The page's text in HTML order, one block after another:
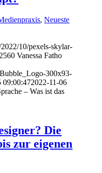
,Neueste
10/pexels-skylar-
2560 Vanessa Fatho
300x93-
09:00:472022-11-06
– Was ist das
Die
zur eigenen